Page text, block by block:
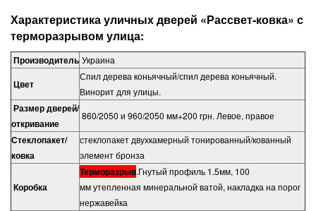
Характеристика уличных дверей «Рассвет-ковка» с
терморазрывом улица:
Производитель Украина
Цвет
Спил дерева коньячный/спил дерева коньячный.
Винорит для улицы.
Размер дверей/
откривание
860/2050 и 960/2050 мм+200 грн. Левое, правое
Стеклопакет/
ковка
стеклопакет двухкамерный тонированный/кованный
элемент бронза
Коробка
Терморазрыв.Гнутый профиль 1.5мм, 100
мм утепленная минеральной ватой, накладка на порог
нержавейка